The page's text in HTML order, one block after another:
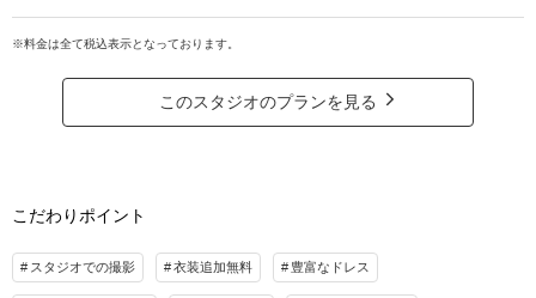
☑️衣装や小物・ヘアメイク・アテンド等全て込み
※別途チャペル使用料・移動費
着付け
アルバム データ 100カット
衣装追加 会食
【平日限定】暑い夏でも冷房完備のスタジオで、和装洋装着放題！（※ヘアチ
ェンジOK）※色打掛・白無垢、ドレスは200着以上!
お仕度から撮影終了までの5時間
《特典》30,000円アルバム付き
プラン詳細
※料金は全て税込表示となっております。
このスタジオのプランを見る
こだわりポイント
スタジオでの撮影 衣装追加無料 豊富なドレス